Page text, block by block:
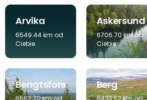
Arvika
6549.44 km od
Ciebie
Askersund
6706.70 km od
Ciebie
Bengtsfors
6562.70 km od
Berg
6433.52 km od